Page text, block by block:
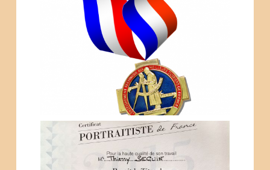
MEILLEURS OUVRIERS DE
FRANCE 2015
THIERRY SEGUIN